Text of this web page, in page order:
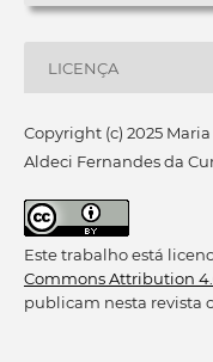
LICENÇA
Copyright (c) 2025
Aldeci Fernandes da
Este trabalho está
Commons Attribution
publicam nesta revista